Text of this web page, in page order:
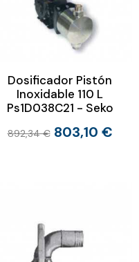
Dosificador Pistón
Inoxidable 110 L
Ps1D038C21 - Seko
892,34 € 803,10 €